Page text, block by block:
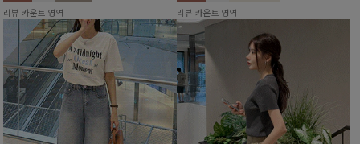
리뷰 카운트 영역 리뷰 카운트 영역